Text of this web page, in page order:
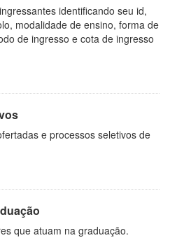
identificando seu id,
modalidade de ensino, forma de
de ingresso e cota de ingresso
e processos seletivos de
que atuam na graduação.